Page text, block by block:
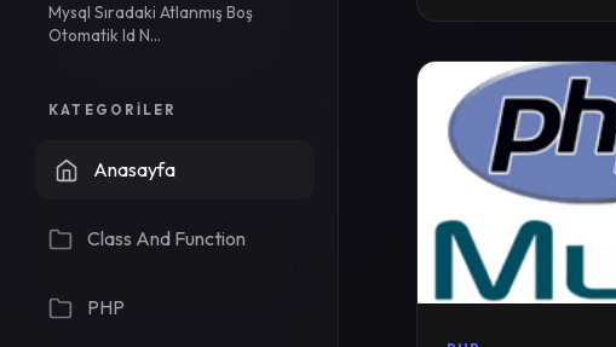
Mysql Sıradaki Atlanmış Boş
Otomatik Id N...
KATEGORILER
Anasayfa
Class And Function
PHP